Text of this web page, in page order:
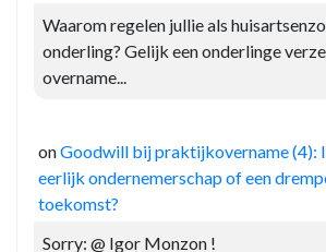
Waarom regelen jullie als
onderling? Gelijk een onderlinge
overname...
onGoodwill bij praktijkovername (4):
eerlijk ondernemerschap of een
toekomst?
Sorry: @ Igor Monzon !